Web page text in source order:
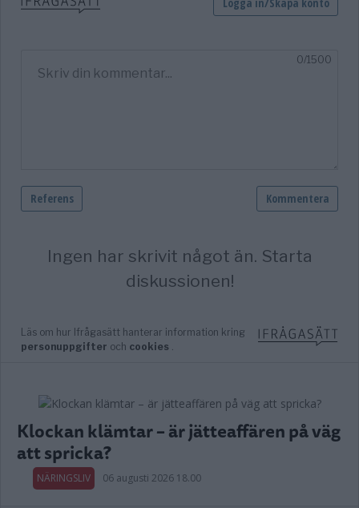
Klockan klämtar – är jätteaffären på väg
att spricka?
NÄRINGSLIV 06 augusti 2026 18.00